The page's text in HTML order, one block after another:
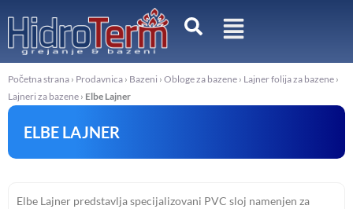
sadržaj
Početna strana › Prodavnica › Bazeni › Obloge za bazene › Lajner folija za bazene ›
Lajneri za bazene › Elbe Lajner
ELBE LAJNER
Elbe Lajner predstavlja specijalizovani PVC sloj namenjen za